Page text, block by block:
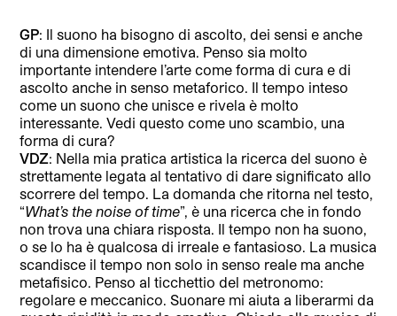
GP: Il suono ha bisogno di ascolto, dei sensi e anche
di una dimensione emotiva. Penso sia molto
importante intendere l’arte come forma di cura e di
ascolto anche in senso metaforico. Il tempo inteso
come un suono che unisce e rivela è molto
interessante. Vedi questo come uno scambio, una
forma di cura?
VDZ: Nella mia pratica artistica la ricerca del suono è
strettamente legata al tentativo di dare significato allo
scorrere del tempo. La domanda che ritorna nel testo,
“What’s the noise of time”, è una ricerca che in fondo
non trova una chiara risposta. Il tempo non ha suono,
o se lo ha è qualcosa di irreale e fantasioso. La musica
scandisce il tempo non solo in senso reale ma anche
metafisico. Penso al ticchettio del metronomo:
regolare e meccanico. Suonare mi aiuta a liberarmi da